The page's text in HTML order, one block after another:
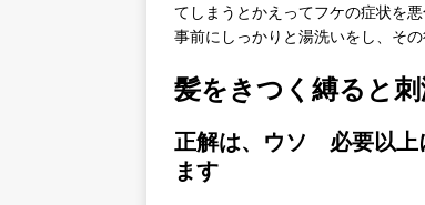
てしまうとかえってフケの症状を
事前にしっかりと湯洗いをし、そ
髪をきつく縛ると
正解は、ウソ 必要以上
ます